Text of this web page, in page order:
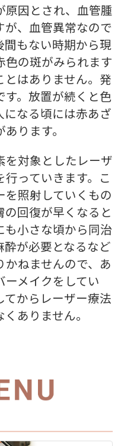
原因とされ、血管腫
が、血管異常なので
間もない時期から現
色の斑がみられます
はありません。発
す。放置が続くと色
なる頃には赤あざ
ります。
を対象としたレーザ
っていきます。こ
照射していくもの
回復が早くなると
も小さな頃から同治
が必要となるなど
ねませんので、あ
メイクをしてい
てからレーザー療法
ありません。